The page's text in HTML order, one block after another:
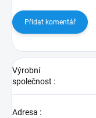
Přidat komentář
Výrobní
společnost :
Adresa :